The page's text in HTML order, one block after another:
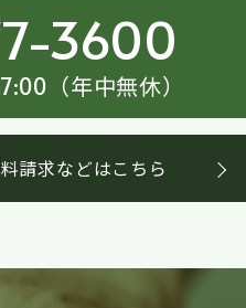
3600
（年中無休）
請求などはこちら